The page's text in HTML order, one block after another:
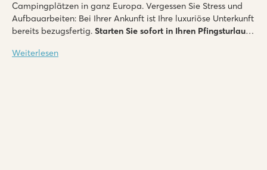
Campingplätzen in ganz Europa. Vergessen Sie Stress und
Aufbauarbeiten: Bei Ihrer Ankunft ist Ihre luxuriöse Unterkunft
bereits bezugsfertig. Starten Sie sofort in Ihren Pfingsturlaub
Weiterlesen